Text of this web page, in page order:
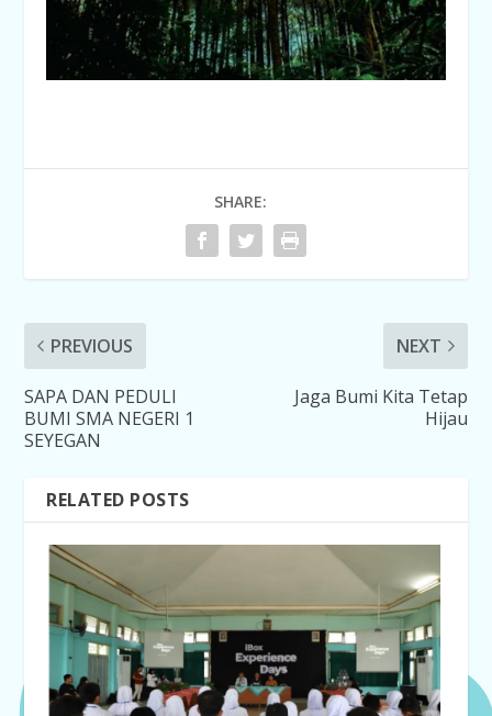
SHARE:
PREVIOUS
SAPA DAN PEDULI
BUMI SMA NEGERI 1
SEYEGAN
NEXT
Jaga Bumi Kita Tetap
Hijau
RELATED POSTS